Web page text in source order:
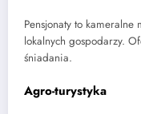
Pensjonaty to
lokalnych gospodarzy.
śniadania.
Agro-turystyka